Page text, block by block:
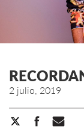
2 julio, 2019